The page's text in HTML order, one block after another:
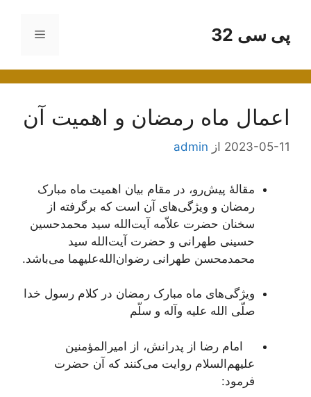
محتواپی سی 32 فهرست
اعمال ماه رمضان و اهمیت آن
2023-05-11 از admin
مقالۀ پیش‌رو، در مقام بیان اهمیت ماه مبارک
رمضان و ویژگی‌های آن است که برگرفته از
سخنان حضرت علاّمه آیت‌الله سید محمدحسین
حسینی طهرانی و حضرت آیت‌الله سید
محمدمحسن طهرانی رضوان‌الله‌علیهما می‌باشد.
ویژگی‌های ماه مبارک رمضان در کلام رسول خدا
صلّی الله علیه وآله و سلّم
امام رضا از پدرانش، از امیرالمؤمنین
علیهم‌السلام روایت می‌کنند که آن حضرت
فرمود: